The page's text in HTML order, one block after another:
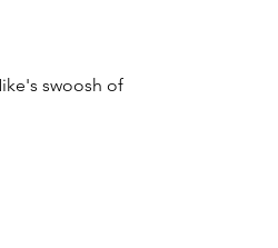
swoosh of